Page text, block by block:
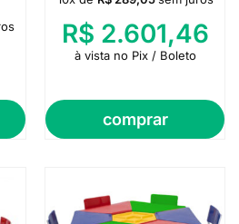
comprar
R$ 2.601,46
à vista no Pix / Boleto